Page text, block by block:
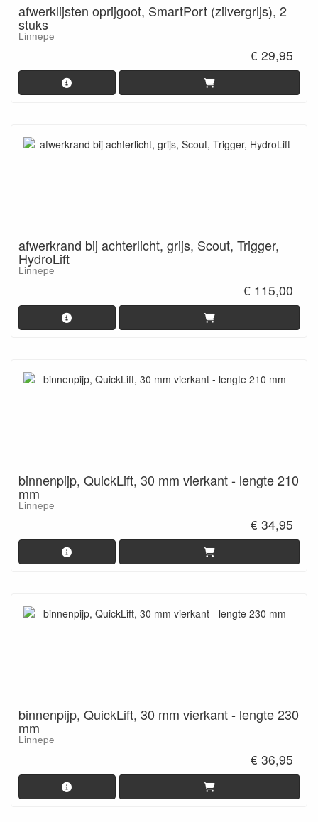
afwerklijsten oprijgoot, SmartPort (zilvergrijs), 2
stuks
Linnepe
€ 29,95
afwerkrand bij achterlicht, grijs, Scout, Trigger,
HydroLift
Linnepe
€ 115,00
binnenpijp, QuickLift, 30 mm vierkant - lengte 210
mm
Linnepe
€ 34,95
binnenpijp, QuickLift, 30 mm vierkant - lengte 230
mm
Linnepe
€ 36,95